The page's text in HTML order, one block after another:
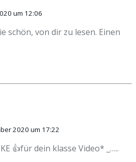
um 12:06
schön, von dir zu lesen. Einen
2020 um 17:22
👍für dein klasse Video* _…..